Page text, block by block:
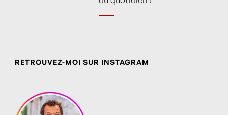
RETROUVEZ-MOI SUR INSTAGRAM